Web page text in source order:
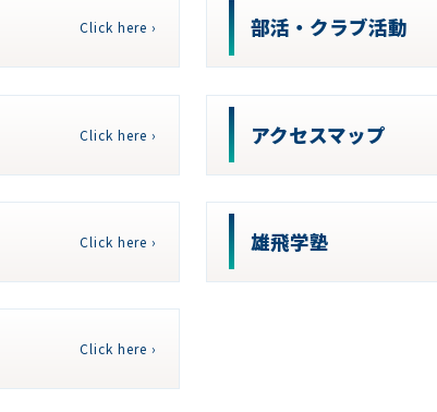
Click here › 部活・クラブ活動
Click here › アクセスマップ
Click here › 雄飛学塾
Click here ›